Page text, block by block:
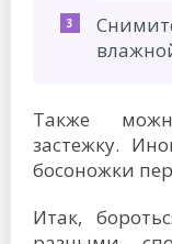
Также
застежку.
босоножки
Итак,